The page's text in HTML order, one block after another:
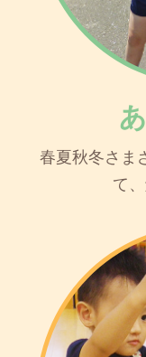
春夏秋冬さま
て